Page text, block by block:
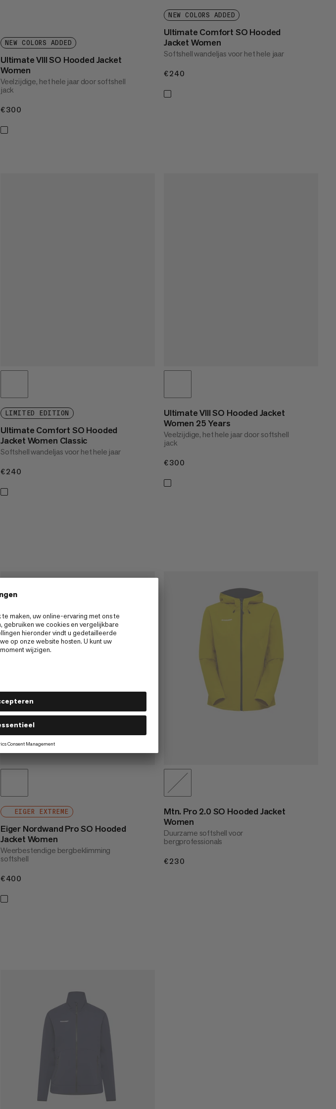
NEW COLORS ADDED
Ultimate VIII SO Hooded Jacket
Women
Veelzijdige, het hele jaar door softshell
jack
€300
NEW COLORS ADDED
Ultimate Comfort SO Hooded
Jacket Women
Softshell wandeljas voor het hele jaar
€240
LIMITED EDITION
Ultimate Comfort SO Hooded
Jacket Women Classic
Softshell wandeljas voor het hele jaar
€240
Ultimate VIII SO Hooded Jacket
Women 25 Years
Veelzijdige, het hele jaar door softshell
jack
€300
EIGER EXTREME
Eiger Nordwand Pro SO Hooded
Jacket Women
Weerbestendige bergbeklimming
softshell
€400
Mtn. Pro 2.0 SO Hooded Jacket
Women
Duurzame softshell voor
bergprofessionals
€230